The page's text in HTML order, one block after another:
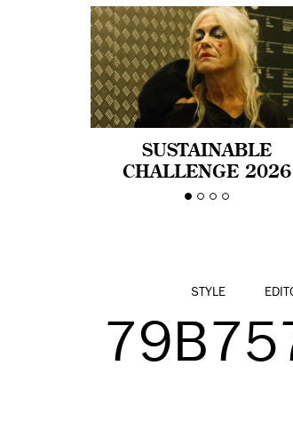
SUSTAINABLE
CHALLENGE 2026
CELEBRA LA
STYLE